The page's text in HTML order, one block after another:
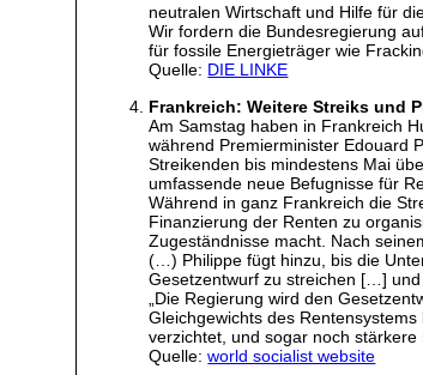
neutralen Wirtschaft und Hilfe für
Wir fordern die Bundesregierung
für fossile Energieträger wie
Quelle: DIE LINKE
Frankreich: Weitere Streiks und
Am Samstag haben in Frankreich
während Premierminister Edouard
Streikenden bis mindestens Mai
umfassende neue Befugnisse für
Während in ganz Frankreich die
Finanzierung der Renten zu
Zugeständnisse macht. Nach
(…) Philippe fügt hinzu, bis die
Gesetzentwurf zu streichen […]
„Die Regierung wird den
Gleichgewichts des
verzichtet, und sogar noch
Quelle:world socialist website